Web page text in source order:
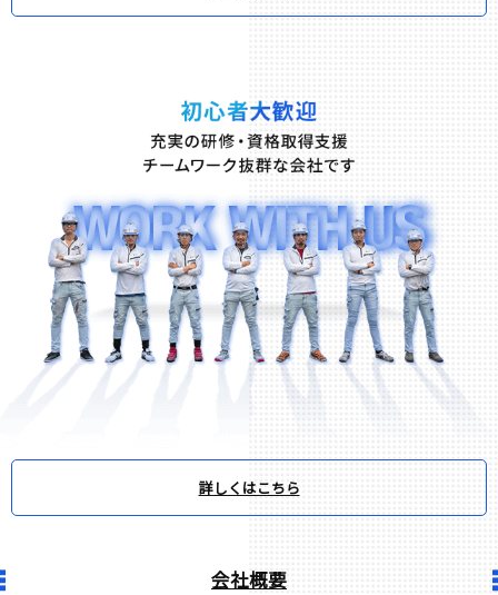
詳しくはこちら
会社概要